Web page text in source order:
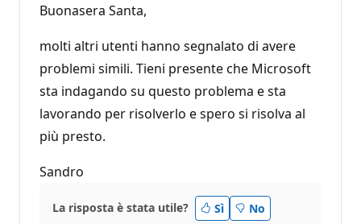
Buonasera Santa,
molti altri utenti hanno segnalato di avere
problemi simili. Tieni presente che Microsoft
sta indagando su questo problema e sta
lavorando per risolverlo e spero si risolva al
più presto.
Sandro
La risposta è stata utile? Sì No